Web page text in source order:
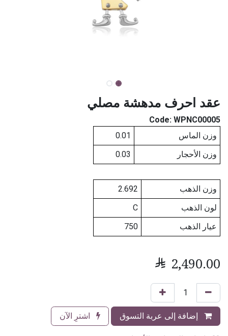
عقد احرف مدهشة مصلي
Code: WPNC00005
وزن الماس
0.01
وزن الأحجار
0.03
وزن الذهب
2.692
لون الذهب
C
عيار الذهب
750
 2,490.00
إضافة إلى عربة التسوق اشترِ الآن